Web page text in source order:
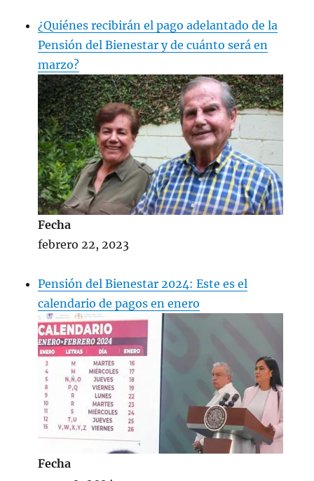
¿Quiénes recibirán el pago adelantado de la
Pensión del Bienestar y de cuánto será en
marzo?
Fecha
febrero 22, 2023
Pensión del Bienestar 2024: Este es el
calendario de pagos en enero
Fecha